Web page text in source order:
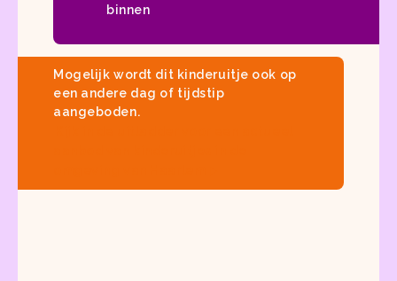
binnen
Mogelijk wordt dit kinderuitje ook op
een andere dag of tijdstip
aangeboden.